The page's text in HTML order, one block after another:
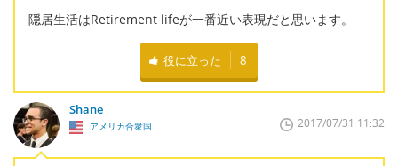
隠居生活はRetirement lifeが一番近い表現だと思います。
役に立った 8
Shane
アメリカ合衆国 2017/07/31 11:32